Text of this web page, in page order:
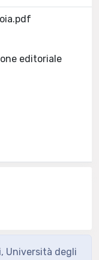
editoriale
Università degli